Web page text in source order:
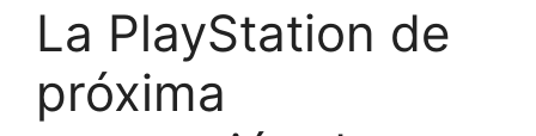
La PlayStation de
próxima